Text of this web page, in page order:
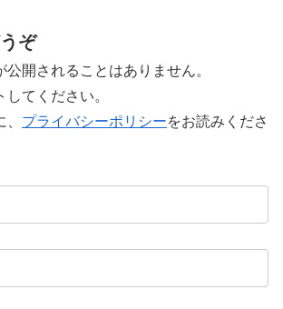
ぞ
公開されることはありません。
てください。
プライバシーポリシーをお読みくださ